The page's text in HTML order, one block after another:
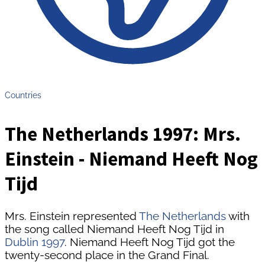
Countries
The Netherlands 1997: Mrs.
Einstein - Niemand Heeft Nog
Tijd
Mrs. Einstein represented The Netherlandswith
the song called Niemand Heeft Nog Tijd in
Dublin 1997. Niemand Heeft Nog Tijd got the
twenty-second place in the Grand Final.